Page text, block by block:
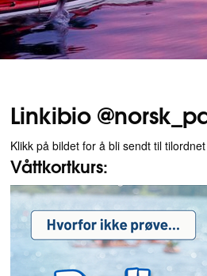
Linkibio
Klikk på bildet for å bli sendt til
Våttkortkurs: